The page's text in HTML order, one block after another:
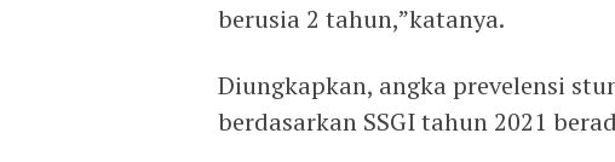
berusia 2 tahun,”katanya.
Diungkapkan, angka prevelensi
berdasarkan SSGI tahun 2021